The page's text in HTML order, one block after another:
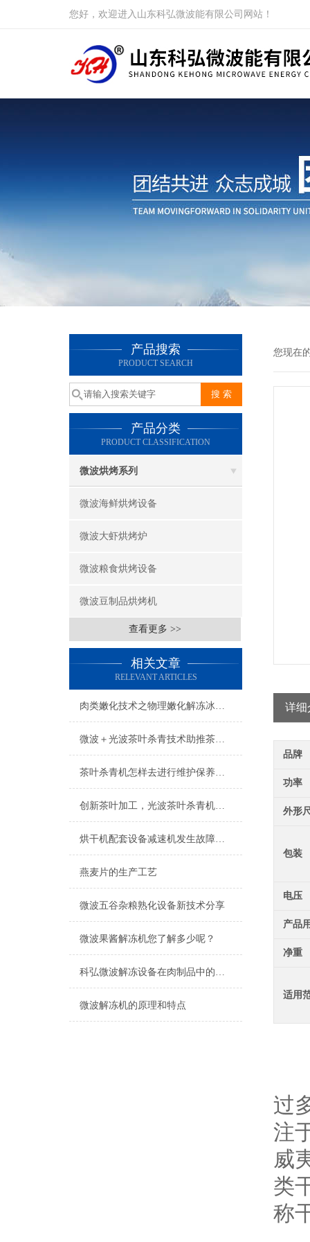
您好，欢迎进入山东科弘微波能有限公司网站！
产品搜索
PRODUCT SEARCH
产品分类
PRODUCT CLASSIFICATION
微波烘烤系列
微波海鲜烘烤设备
微波大虾烘烤炉
微波粮食烘烤设备
微波豆制品烘烤机
查看更多 >>
相关文章
RELEVANT ARTICLES
肉类嫩化技术之物理嫩化解冻冰鲜肉
微波＋光波茶叶杀青技术助推茶叶深加工企业的发展
茶叶杀青机怎样去进行维护保养呢？
创新茶叶加工，光波茶叶杀青机来助力
烘干机配套设备减速机发生故障时的解决方法
燕麦片的生产工艺
微波五谷杂粮熟化设备新技术分享
微波果酱解冻机您了解多少呢？
科弘微波解冻设备在肉制品中的应用
微波解冻机的原理和特点
您现在
详细
品牌
功率
外形
包装
电压
产品
净重
适用
过
注
威
类
称